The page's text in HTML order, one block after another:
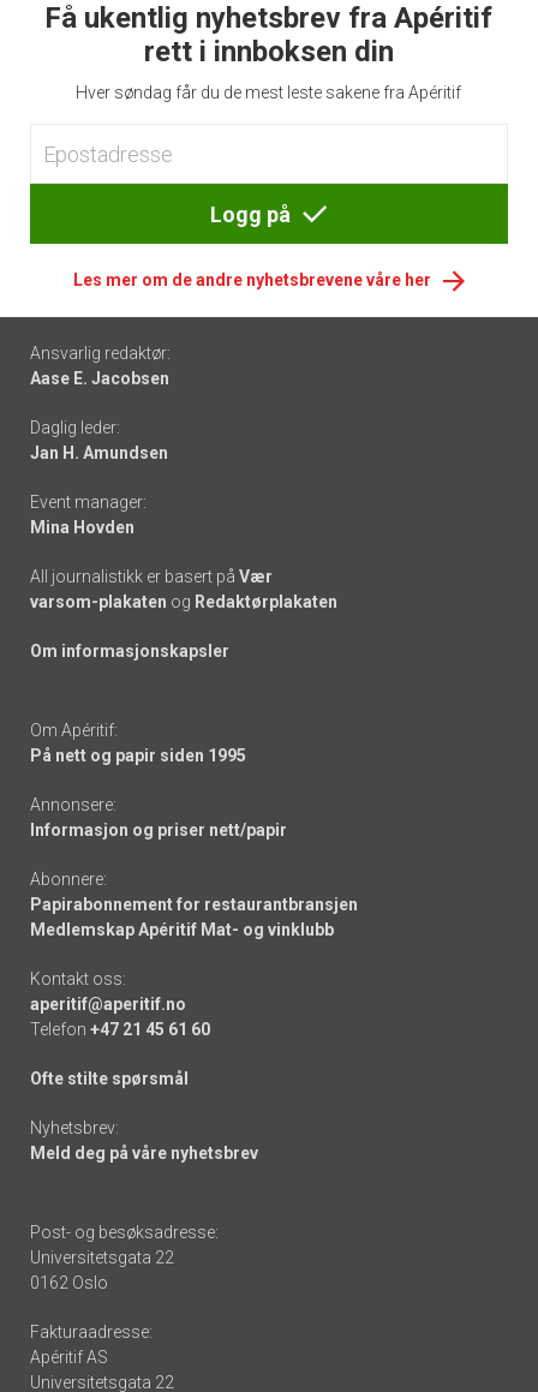
Få ukentlig nyhetsbrev fra Apéritif
rett i innboksen din
Hver søndag får du de mest leste sakene fra Apéritif
Logg på
Les mer om de andre nyhetsbrevene våre her
Footer
-
links
Ansvarlig redaktør:
Aase E. Jacobsen
Daglig leder:
Jan H. Amundsen
Event manager:
Mina Hovden
All journalistikk er basert på Vær
varsom-plakaten og Redaktørplakaten
Om informasjonskapsler
Om Apéritif:
På nett og papir siden 1995
Annonsere:
Informasjon og priser nett/papir
Abonnere:
Papirabonnement for restaurantbransjen
Medlemskap Apéritif Mat- og vinklubb
Kontakt oss:
aperitif@aperitif.no
Telefon +47 21 45 61 60
Ofte stilte spørsmål
Nyhetsbrev:
Meld deg på våre nyhetsbrev
Post- og besøksadresse:
Universitetsgata 22
0162 Oslo
Fakturaadresse:
Apéritif AS
Universitetsgata 22